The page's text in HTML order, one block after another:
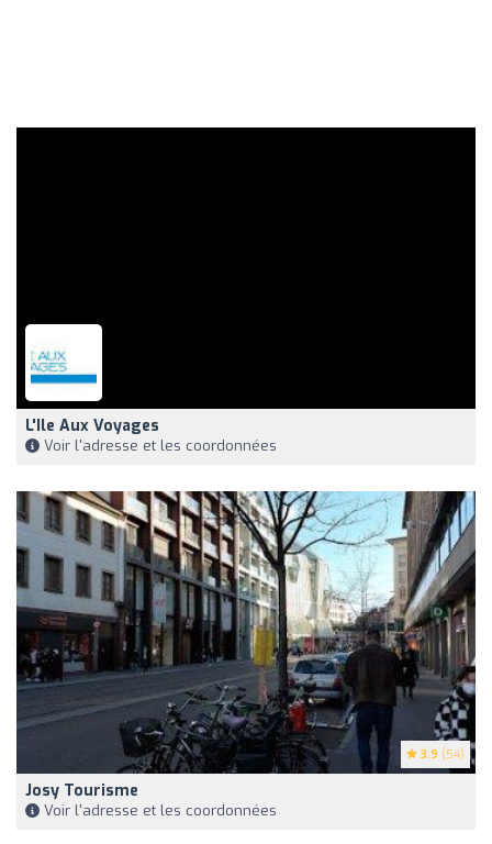
L'Ile Aux Voyages
Voir l'adresse et les coordonnées
3.9 (54)
Josy Tourisme
Voir l'adresse et les coordonnées